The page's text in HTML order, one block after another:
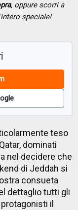
, oppure scorri a
speciale!
teso
dominati
nel decidere che
di Jeddah si
consueta
dettaglio tutti gli
il